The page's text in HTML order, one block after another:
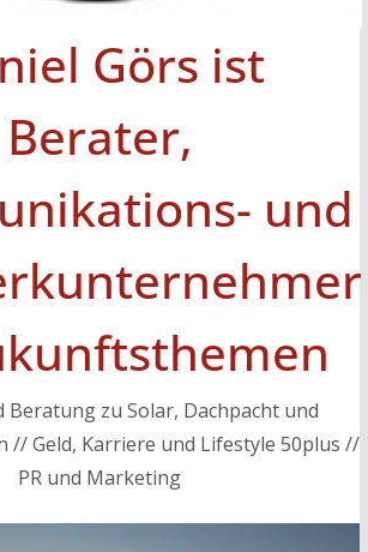
Görs ist
Berater,
und
Beratung zu Solar, Dachpacht und
// Geld, Karriere und Lifestyle 50plus //
PR und Marketing